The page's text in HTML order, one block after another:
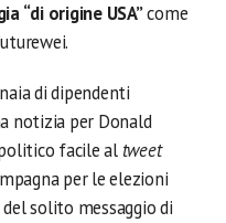
“di origine USA”come
di dipendenti
notizia per Donald
facile al tweet
per le elezioni
solito messaggio di